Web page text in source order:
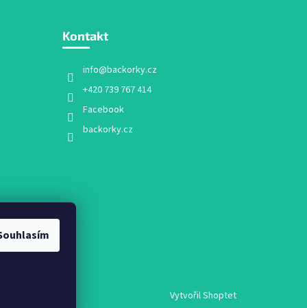
Kontakt
info@backorky.cz
+420 739 767 414
Facebook
backorky.cz
Vytvořil Shoptet